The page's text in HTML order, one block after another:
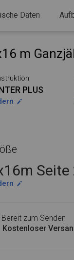
Daten
m
PLUS
Seite
Bereit zum Senden
Kostenloser